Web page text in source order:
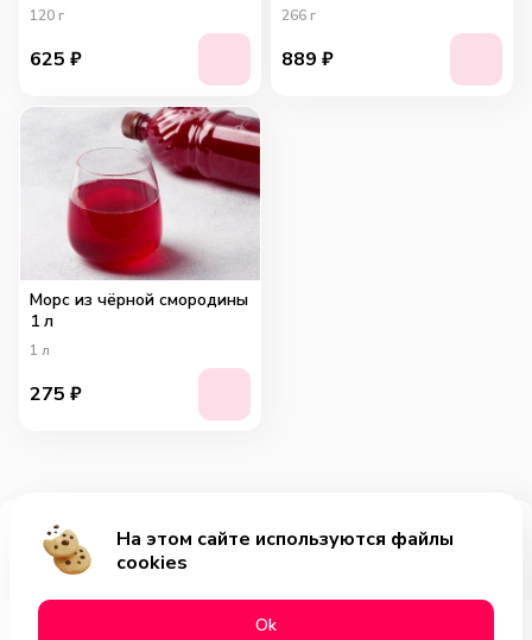
Добавить за 1155₽
120 г
625 ₽
266 г
889 ₽
Морс из чёрной смородины
1 л
1 л
275 ₽
На этом сайте используются файлы
cookies
Оk